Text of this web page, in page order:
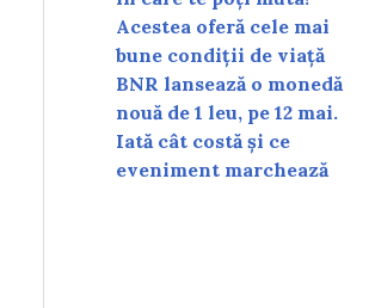
Acestea oferă cele mai
bune condiții de viață
BNR lansează o monedă
nouă de 1 leu, pe 12 mai.
Iată cât costă și ce
eveniment marchează